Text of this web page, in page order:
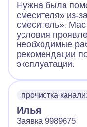
Нужна была
смесителя» из-
смеситель».
условия
необходимые
рекомендации
эксплуатации.
прочистка
Илья
Заявка 9989675